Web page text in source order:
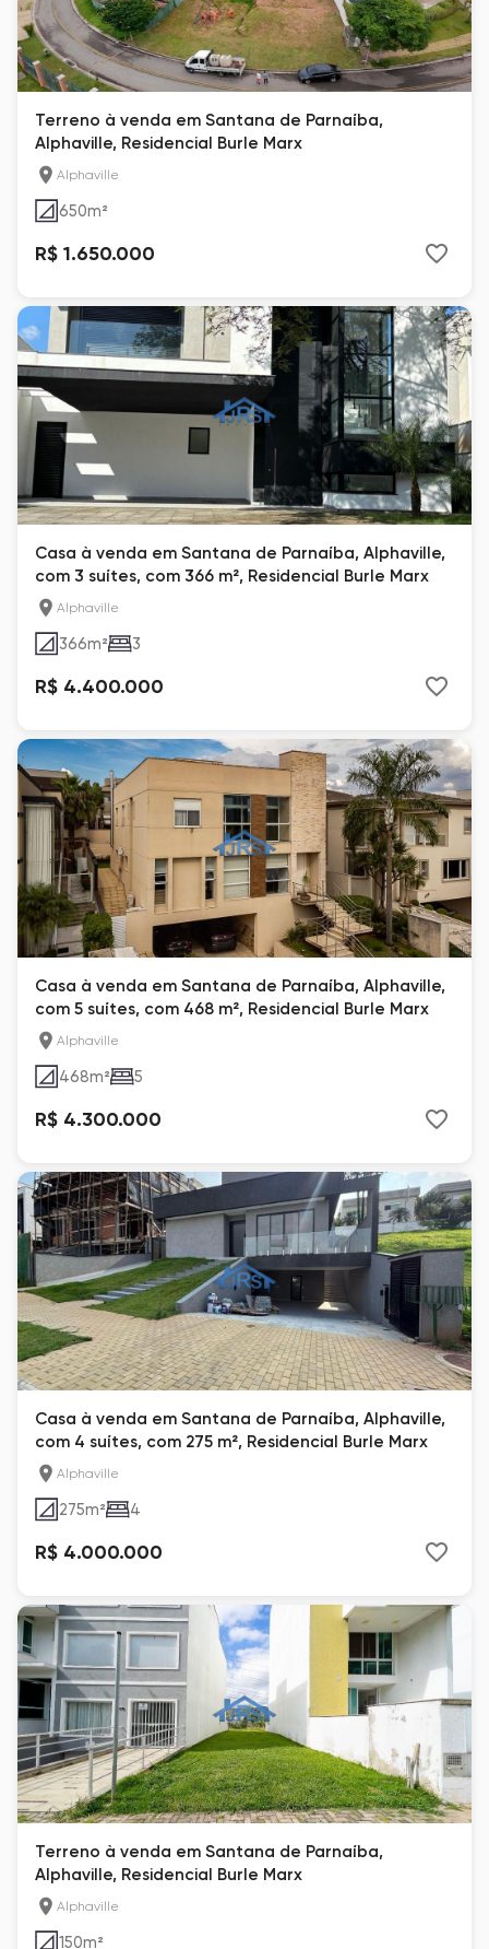
Terreno à venda em Santana de Parnaíba,
Alphaville, Residencial Burle Marx
Alphaville
650m²
R$ 1.650.000
Casa à venda em Santana de Parnaíba, Alphaville,
com 3 suítes, com 366 m², Residencial Burle Marx
Alphaville
366m² 3
R$ 4.400.000
Casa à venda em Santana de Parnaíba, Alphaville,
com 5 suítes, com 468 m², Residencial Burle Marx
Alphaville
468m² 5
R$ 4.300.000
Casa à venda em Santana de Parnaíba, Alphaville,
com 4 suítes, com 275 m², Residencial Burle Marx
Alphaville
275m² 4
R$ 4.000.000
Terreno à venda em Santana de Parnaíba,
Alphaville, Residencial Burle Marx
Alphaville
150m²